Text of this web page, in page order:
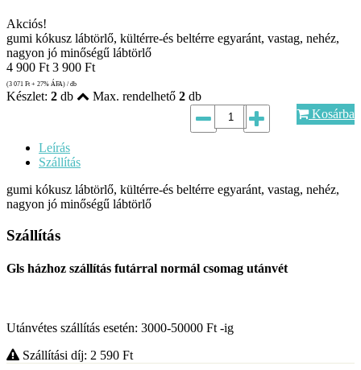
Akciós!
gumi kókusz lábtörlő, kültérre-és beltérre egyaránt, vastag, nehéz,
nagyon jó minőségű lábtörlő
4 900 Ft 3 900 Ft
(3 071 Ft + 27% ÁFA) / db
Készlet: 2 db Max. rendelhető 2 db
Kosárba
Leírás
Szállítás
gumi kókusz lábtörlő, kültérre-és beltérre egyaránt, vastag, nehéz,
nagyon jó minőségű lábtörlő
Szállítás
Gls házhoz szállítás futárral normál csomag utánvét
Utánvétes szállítás esetén: 3000-50000 Ft -ig
Szállítási díj: 2 590 Ft